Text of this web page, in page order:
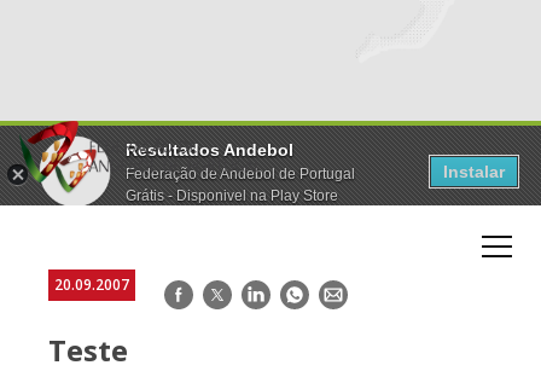
Resultados Andebol
Federação de Andebol de Portugal
Grátis - Disponivel na Play Store
Instalar
20.09.2007 Facebook
TwitterLinkedInWhatsApp
E-
Teste